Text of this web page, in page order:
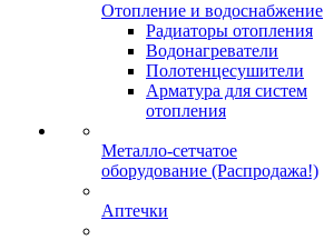
Отопление и водоснабжение
Радиаторы отопления
Водонагреватели
Полотенцесушители
Арматура для систем
отопления
Металло-сетчатое
оборудование (Распродажа!)
Аптечки